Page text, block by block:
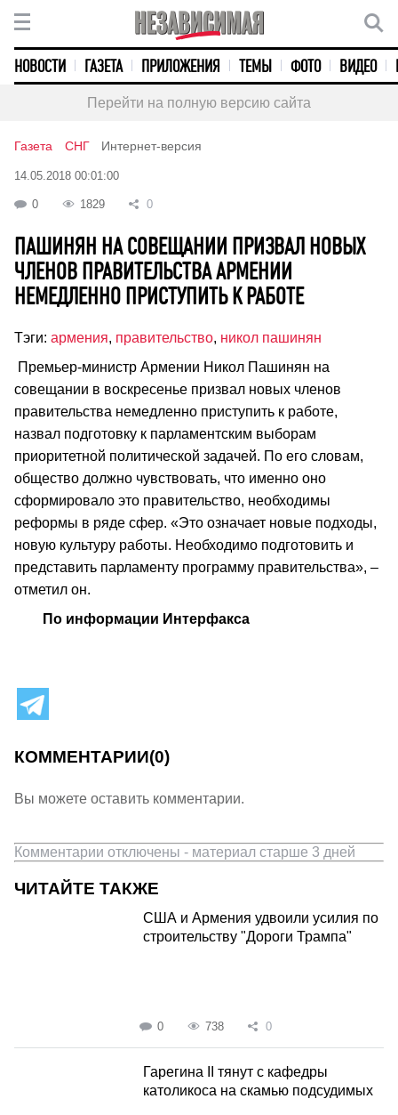
НОВОСТИ ГАЗЕТА ПРИЛОЖЕНИЯ ТЕМЫ ФОТО ВИДЕО
Перейти на полную версию сайта
Газета СНГ Интернет-версия
14.05.2018 00:01:00
0 1829 0
ПАШИНЯН НА СОВЕЩАНИИ ПРИЗВАЛ НОВЫХ
ЧЛЕНОВ ПРАВИТЕЛЬСТВА АРМЕНИИ
НЕМЕДЛЕННО ПРИСТУПИТЬ К РАБОТЕ
Тэги: армения, правительство, никол пашинян
Премьер-министр Армении Никол Пашинян на
совещании в воскресенье призвал новых членов
правительства немедленно приступить к работе,
назвал подготовку к парламентским выборам
приоритетной политической задачей. По его словам,
общество должно чувствовать, что именно оно
сформировало это правительство, необходимы
реформы в ряде сфер. «Это означает новые подходы,
новую культуру работы. Необходимо подготовить и
представить парламенту программу правительства», –
отметил он.
По информации Интерфакса
КОММЕНТАРИИ(0)
Вы можете оставить комментарии.
Комментарии отключены - материал старше 3 дней
ЧИТАЙТЕ ТАКЖЕ
США и Армения удвоили усилия по
строительству "Дороги Трампа"
0 738 0
Гарегина II тянут с кафедры
католикоса на скамью подсудимых